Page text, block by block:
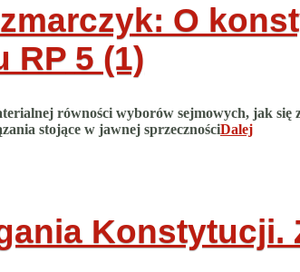
O
RP 5 (1)
równości wyborów sejmowych, jak
stojące w jawnej sprzecznościDalej
Konstytucji.